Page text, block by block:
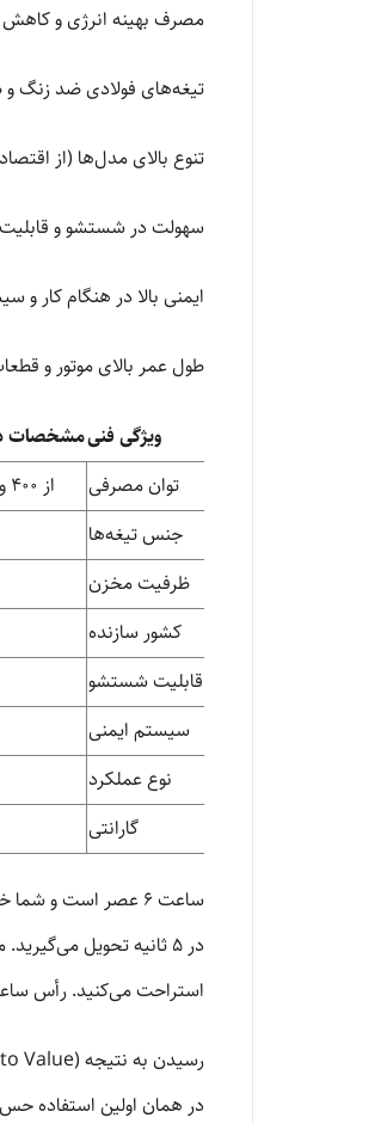
مصرف بهینه انرژی و
تیغه‌های فولادی ضد زنگ
تنوع بالای مدل‌ها (از
سهولت در شستشو و
ایمنی بالا در هنگام کار و
طول عمر بالای موتور و
ویژگی فنیمشخصات
توان مصرفی
از ۴۰۰ وات تا ۲۲۰۰ وات (بسته به نوع دستگاه)
جنس تیغه‌ها
ظرفیت مخزن
کشور سازنده
قابلیت شستشو
سیستم ایمنی
نوع عملکرد
گارانتی
در ۵ ثانیه تحویل
استراحت می‌کنید. رأس
در همان اولین استفاده